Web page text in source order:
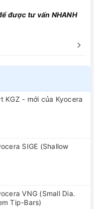
được tư vấn NHANH
KGZ - mới của Kyocera
SIGE (Shallow
VNG (Small Dia.
Tip-Bars)